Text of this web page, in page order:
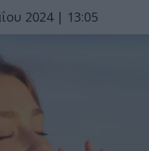
2024 | 13:05